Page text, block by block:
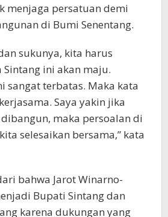
menjaga persatuan demi
di Bumi Senentang.
sukunya, kita harus
Sintang ini akan maju.
sangat terbatas. Maka kata
Saya yakin jika
maka persoalan di
selesaikan bersama,” kata
bahwa Jarot Winarno-
Bupati Sintang dan
karena dukungan yang